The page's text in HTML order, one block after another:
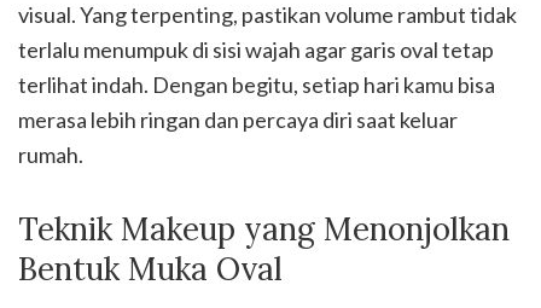
visual. Yang terpenting, pastikan volume rambut tidak
terlalu menumpuk di sisi wajah agar garis oval tetap
terlihat indah. Dengan begitu, setiap hari kamu bisa
merasa lebih ringan dan percaya diri saat keluar
rumah.
Teknik Makeup yang Menonjolkan
Bentuk Muka Oval